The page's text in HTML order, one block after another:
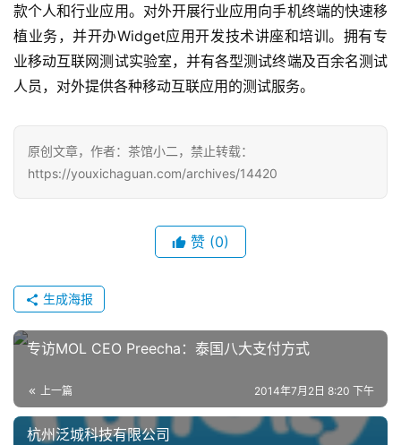
闲
游
戏
0
茶
奖
7
月
款个人和行业应用。对外开展行业应用向手机终端的快速移
植业务，并开办Widget应用开发技术讲座和培训。拥有专
业移动互联网测试实验室，并有各型测试终端及百余名测试
人员，对外提供各种移动互联应用的测试服务。
原创文章，作者：茶馆小二，禁止转载：
https://youxichaguan.com/archives/14420
赞 (0)
生成海报
专访MOL CEO Preecha：泰国八大支付方式
上一篇 2014年7月2日 8:20 下午
杭州泛城科技有限公司